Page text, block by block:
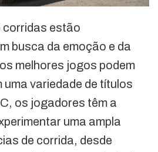
corridas estão
busca da emoção e da
melhores jogos podem
uma variedade de títulos
os jogadores têm a
uma ampla
de corrida, desde